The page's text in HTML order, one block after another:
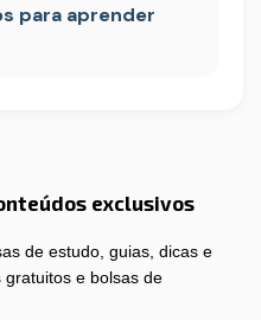
para aprender
exclusivos
de estudo, guias, dicas e
e bolsas de